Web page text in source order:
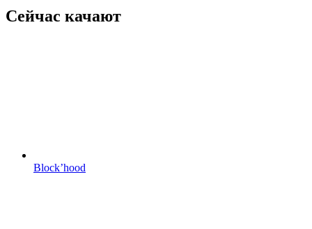
Сейчас качают
Block’hood